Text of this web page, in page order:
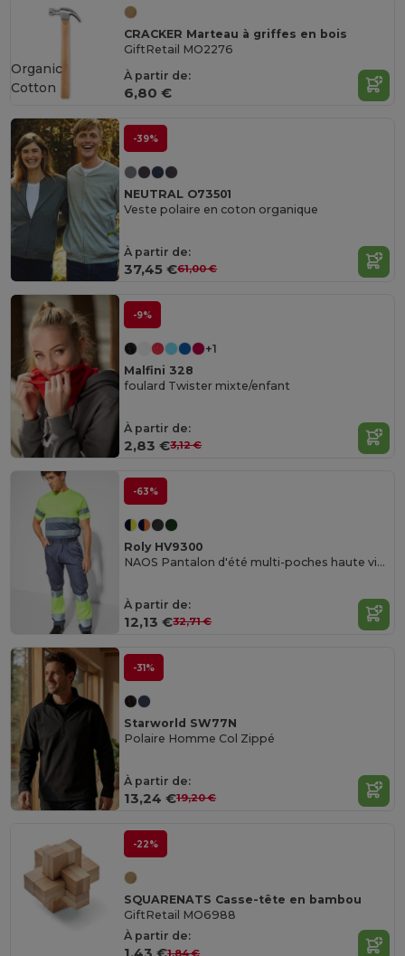
CRACKER Marteau à griffes en bois
GiftRetail MO2276
À partir de:
6,80 €
Organic
Cotton
-39%
NEUTRAL O73501
Veste polaire en coton organique
À partir de:
37,45 €61,00 €
-9%
+1
Malfini 328
foulard Twister mixte/enfant
À partir de:
2,83 €3,12 €
-63%
Roly HV9300
NAOS Pantalon d'été multi-poches haute visibilité
À partir de:
12,13 €32,71 €
-31%
Starworld SW77N
Polaire Homme Col Zippé
À partir de:
13,24 €19,20 €
-22%
SQUARENATS Casse-tête en bambou
GiftRetail MO6988
À partir de:
1,84 €